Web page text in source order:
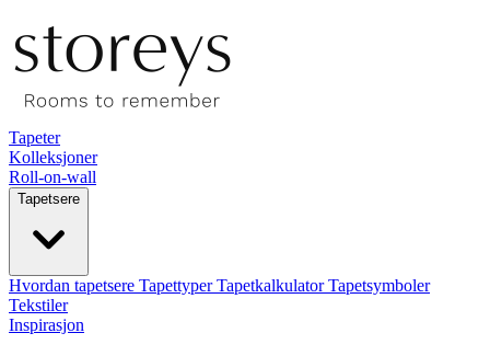
Tapeter
Kolleksjoner
Roll-on-wall
Tapetsere
Hvordan tapetsere TapettyperTapetkalkulatorTapetsymboler
Tekstiler
Inspirasjon